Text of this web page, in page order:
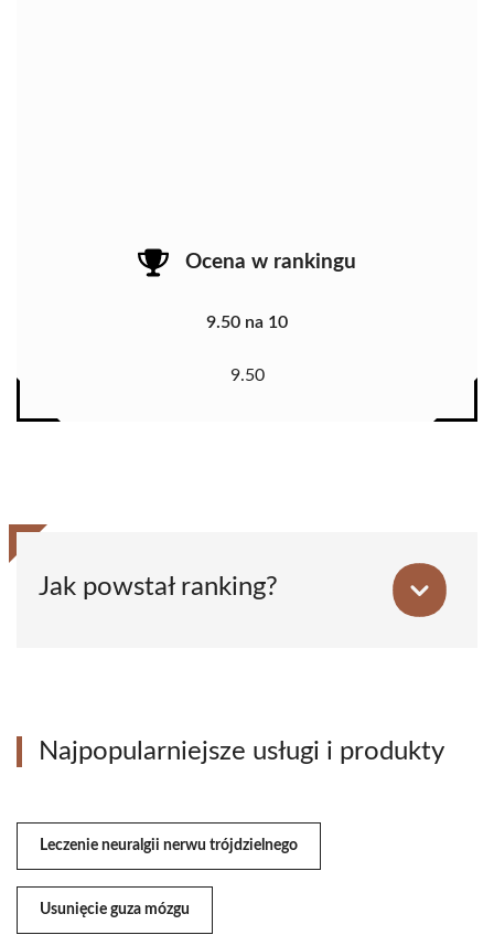
Ocena w rankingu
9.50 na 10
9.50
Jak powstał ranking?
Najpopularniejsze usługi i produkty
Leczenie neuralgii nerwu trójdzielnego
Usunięcie guza mózgu